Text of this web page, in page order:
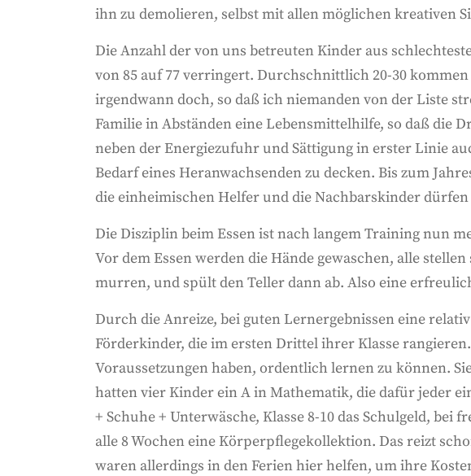
ihn zu demolieren, selbst mit allen möglichen kreativen
Die Anzahl der von uns betreuten Kinder aus
von 85 auf 77 verringert. Durchschnittlich 20-30
irgendwann doch, so daß ich niemanden von der Liste
Familie in Abständen eine Lebensmittelhilfe, so daß die
neben der Energiezufuhr und Sättigung in erster Linie
Bedarf eines Heranwachsenden zu decken. Bis zum
die einheimischen Helfer und die Nachbarskinder
Die Disziplin beim Essen ist nach langem Training nun
Vor dem Essen werden die Hände gewaschen, alle
murren, und spült den Teller dann ab. Also eine
Durch die Anreize, bei guten Lernergebnissen eine
Förderkinder, die im ersten Drittel ihrer Klasse
Voraussetzungen haben, ordentlich lernen zu können.
hatten vier Kinder ein A in Mathematik, die dafür jeder
+ Schuhe + Unterwäsche, Klasse 8-10 das Schulgeld,
alle 8 Wochen eine Körperpflegekollektion. Das reizt
waren allerdings in den Ferien hier helfen, um ihre